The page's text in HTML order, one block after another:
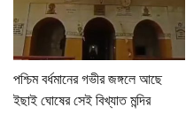
পশ্চিম বর্ধমানের গভীর জঙ্গলে আছে
ইছাই ঘোষের সেই বিখ্যাত মন্দির